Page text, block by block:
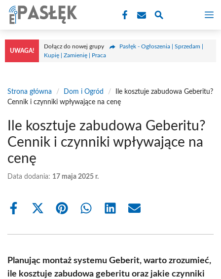
Przejdź
treści
UWAGA!
Dołącz do nowej grupy
Pasłęk - Ogłoszenia | Sprzedam |
Kupię | Zamienię | Praca
Strona główna / Dom i Ogród /
Ile kosztuje zabudowa Geberitu?
Cennik i czynniki wpływające na cenę
Ile kosztuje zabudowa Geberitu?
Cennik i czynniki wpływające na
cenę
Data dodania: 17 maja 2025 r.
Share
Share
(Twitter)
Share Share Share Share
Planując montaż systemu Geberit, warto zrozumieć,
ile kosztuje zabudowa geberitu oraz jakie czynniki